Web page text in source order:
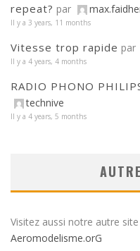
repeat? par
Il y a 3 years, 11 months
Vitesse trop rapide par
Il y a 4 years, 4 months
RADIO PHONO
technive
Il y a 4 years, 5 months
Visitez aussi notre autre
Aeromodelisme.orG